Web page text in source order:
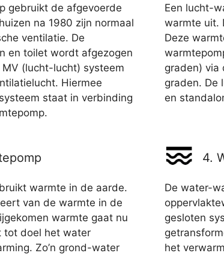
gebruikt de afgevoerde
na 1980 zijn normaal
ventilatie. De
en toilet wordt afgezogen
(lucht-lucht) systeem
Hiermee
staat in verbinding
Een lucht-
warmte uit.
Deze
graden) via
graden. De
en
warmte in de aarde.
van de warmte in de
warmte gaat nu
tot doel het water
Zo’n grond-water
4.
De water-
gesloten
het